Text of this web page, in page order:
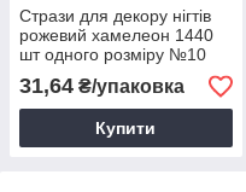
Стрази для декору нігтів
рожевий хамелеон 1440
шт одного розміру №10
31,64 ₴/упаковка
Купити